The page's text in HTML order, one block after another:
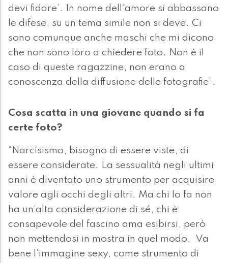
devi fidare’. In nome dell'amore si abbassano
le difese, su un tema simile non si deve. Ci
sono comunque anche maschi che mi dicono
che non sono loro a chiedere foto. Non è il
caso di queste ragazzine, non erano a
conoscenza della diffusione delle fotografie”.
Cosa scatta in una giovane quando si fa
certe foto?
“Narcisismo, bisogno di essere viste, di
essere considerate. La sessualità negli ultimi
anni è diventato uno strumento per acquisire
valore agli occhi degli altri. Ma chi lo fa non
ha un’alta considerazione di sé, chi è
consapevole del fascino ama esibirsi, però
non mettendosi in mostra in quel modo. Va
bene l’immagine sexy, come strumento di